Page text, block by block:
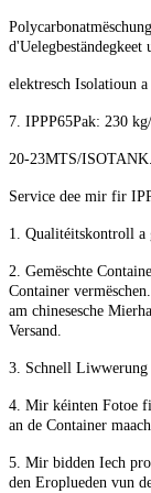
d'Uelegbeständegkeet
elektresch Isolatioun
7. IPPP65Pak: 230
20-23MTS/ISOTANK.
Service dee mir fir
1. Qualitéitskontroll a
2. Gemëschte
Container
am chinesesche
Versand.
3. Schnell Liwwerung
4. Mir kéinten Fotoe
an de Container
5. Mir bidden Iech
den Eroplueden vun